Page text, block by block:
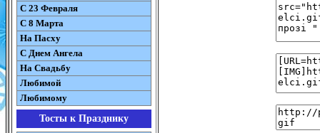
С 23 Февраля
С 8 Марта
На Пасху
C Днем Ангела
На Свадьбу
Любимой
Любимому
Тосты к Празднику